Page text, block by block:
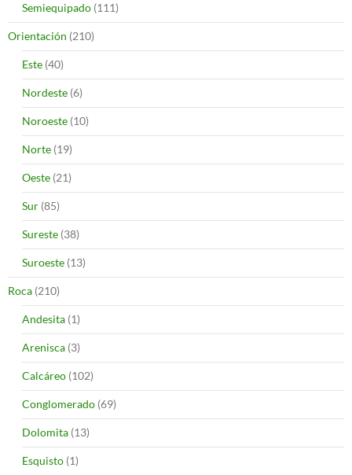
Semiequipado (111)
Orientación (210)
Este (40)
Nordeste (6)
Noroeste (10)
Norte (19)
Oeste (21)
Sur (85)
Sureste (38)
Suroeste (13)
Roca (210)
Andesita (1)
Arenisca (3)
Calcáreo (102)
Conglomerado (69)
Dolomita (13)
Esquisto (1)